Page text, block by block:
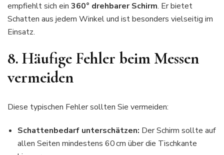
empfiehlt sich ein 360° drehbarer Schirm. Er bietet
Schatten aus jedem Winkel und ist besonders vielseitig im
Einsatz.
8. Häufige Fehler beim Messen
vermeiden
Diese typischen Fehler sollten Sie vermeiden:
Schattenbedarf unterschätzen: Der Schirm sollte auf
allen Seiten mindestens 60 cm über die Tischkante